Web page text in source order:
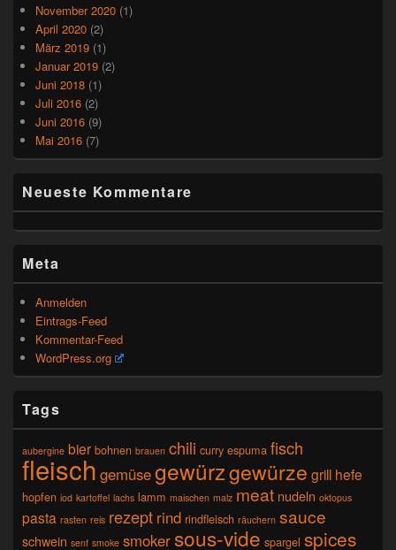
November 2020 (1)
April 2020 (2)
März 2019 (1)
Januar 2019 (2)
Juni 2018 (1)
Juli 2016 (2)
Juni 2016 (9)
Mai 2016 (7)
Neueste Kommentare
Meta
Anmelden
Eintrags-Feed
Kommentar-Feed
WordPress.org
Tags
aubergine bier bohnen brauen chili curry espuma fisch
fleisch gemüsegewürzgewürze grill hefe
hopfen iod kartoffel lachs lamm maischen malz meat nudeln oktopus
pasta rasten reis rezept rind rindfleisch räuchern sauce
schwein senf smoke smokersous-vide spargel spices